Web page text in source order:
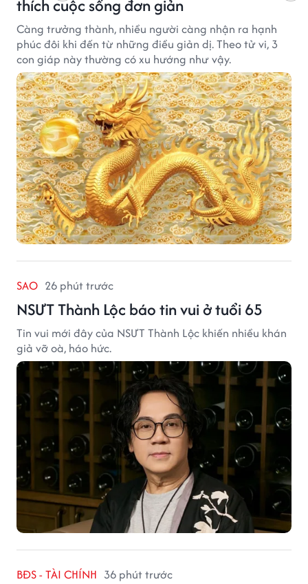
thích cuộc sống đơn giản
Càng trưởng thành, nhiều người càng nhận ra hạnh
phúc đôi khi đến từ những điều giản dị. Theo tử vi, 3
con giáp này thường có xu hướng như vậy.
SAO 26 phút trước
NSƯT Thành Lộc báo tin vui ở tuổi 65
Tin vui mới đây của NSƯT Thành Lộc khiến nhiều khán
giả vỡ oà, háo hức.
BĐS - TÀI CHÍNH 36 phút trước